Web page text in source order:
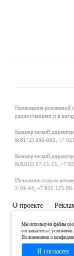
Размещение рекламной
радиостанциях и в
Коммерческий
8(8172) 280-003, +7
Коммерческий
8(8202) 57-11-11, +7
Начальник отдела
2-04-44, +7 921 125-06-
О проекте
Политика в
Мы используем файлы
соглашаетесь с
Положениями о
Я согласен